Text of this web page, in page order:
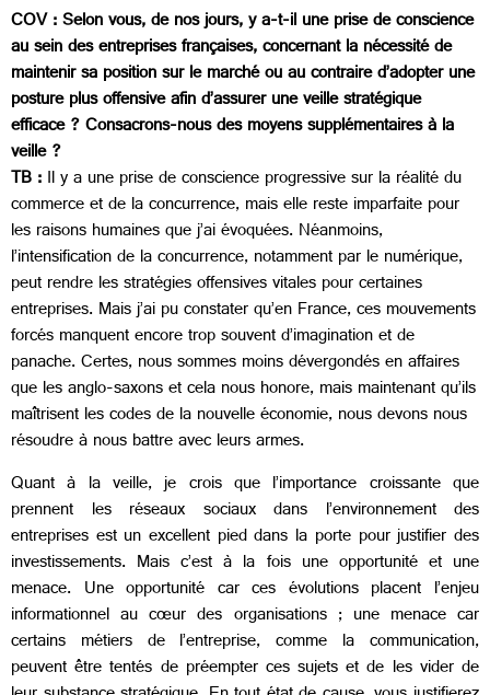
COV : Selon vous, de nos jours, y a-t-il une prise de conscience
au sein des entreprises françaises, concernant la nécessité de
maintenir sa position sur le marché ou au contraire d’adopter une
posture plus offensive afin d’assurer une veille stratégique
efficace ? Consacrons-nous des moyens supplémentaires à la
veille ?
TB :Il y a une prise de conscience progressive sur la réalité du
commerce et de la concurrence, mais elle reste imparfaite pour
les raisons humaines que j’ai évoquées. Néanmoins,
l’intensification de la concurrence, notamment par le numérique,
peut rendre les stratégies offensives vitales pour certaines
entreprises. Mais j’ai pu constater qu’en France, ces mouvements
forcés manquent encore trop souvent d’imagination et de
panache. Certes, nous sommes moins dévergondés en affaires
que les anglo-saxons et cela nous honore, mais maintenant qu’ils
maîtrisent les codes de la nouvelle économie, nous devons nous
résoudre à nous battre avec leurs armes.
Quant à la veille, je crois que l’importance croissante que
prennent les réseaux sociaux dans l’environnement des
entreprises est un excellent pied dans la porte pour justifier des
investissements. Mais c’est à la fois une opportunité et une
menace. Une opportunité car ces évolutions placent l’enjeu
informationnel au cœur des organisations ; une menace car
certains métiers de l’entreprise, comme la communication,
peuvent être tentés de préempter ces sujets et de les vider de